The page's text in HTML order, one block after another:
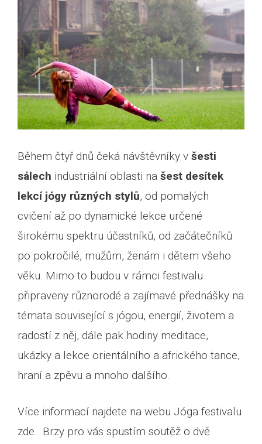
Během čtyř dnů čeká návštěvníky v šesti
sálech industriální oblasti na šest desítek
lekcí jógy různých stylů, od pomalých
cvičení až po dynamické lekce určené
širokému spektru účastníků, od začátečníků
po pokročilé, mužům, ženám i dětem všeho
věku. Mimo to budou v rámci festivalu
připraveny různorodé a zajímavé přednášky na
témata související s jógou, energií, životem a
radostí z něj, dále pak hodiny meditace,
ukázky a lekce orientálního a afrického tance,
hraní a zpěvu a mnoho dalšího.
Více informací najdete na webu Jóga festivalu
zde . Brzy pro vás spustím soutěž o dvě